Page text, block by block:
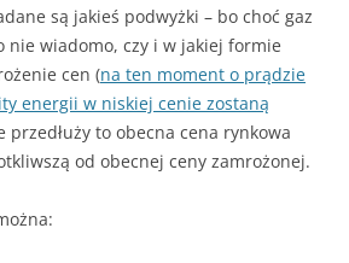
są jakieś podwyżki – bo choć gaz
nie wiadomo, czy i w jakiej formie
cen (na ten moment o prądzie
energii w niskiej cenie zostaną
przedłuży to obecna cena rynkowa
od obecnej ceny zamrożonej.